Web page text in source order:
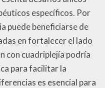
específicos. Por
puede beneficiarse de
en fortalecer el lado
con cuadriplejía podría
para facilitar la
es esencial para